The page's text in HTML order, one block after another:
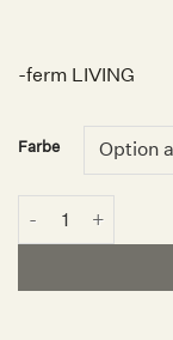
-ferm LIVING
Farbe